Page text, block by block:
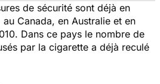
de sécurité sont déjà en
Canada, en Australie et en
Dans ce pays le nombre de
par la cigarette a déjà reculé